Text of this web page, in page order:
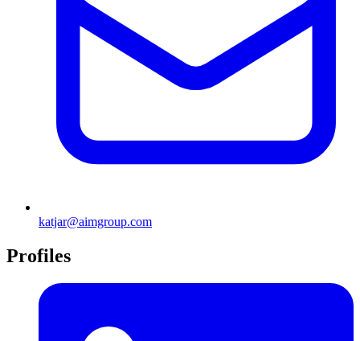
katjar@aimgroup.com
Profiles